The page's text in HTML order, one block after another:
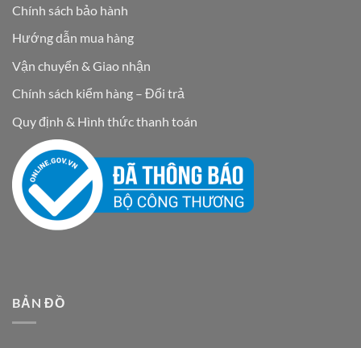
Chính sách bảo hành
Hướng dẫn mua hàng
Vận chuyển & Giao nhận
Chính sách kiểm hàng – Đổi trả
Quy định & Hình thức thanh toán
BẢN ĐỒ